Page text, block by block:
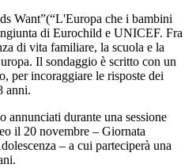
Want”(“L'Europa che i bambini
di Eurochild e UNICEF. Fra
di vita familiare, la scuola e la
Il sondaggio è scritto con un
per incoraggiare le risposte dei
anni.
annunciati durante una sessione
il 20 novembre – Giornata
– a cui parteciperà una